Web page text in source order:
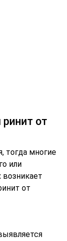
от
тогда многие
или
возникает
от